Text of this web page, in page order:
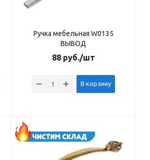
Ручка мебельная W0135
ВЫВОД
88руб./шт
В корзину